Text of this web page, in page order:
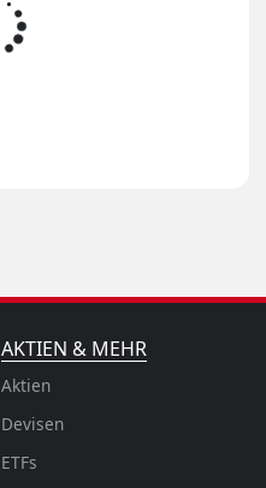
AKTIEN & MEHR
Aktien
Devisen
ETFs